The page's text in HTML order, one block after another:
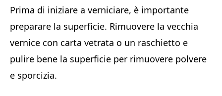
Prima di iniziare a verniciare, è importante
preparare la superficie. Rimuovere la vecchia
vernice con carta vetrata o un raschietto e
pulire bene la superficie per rimuovere polvere
e sporcizia.